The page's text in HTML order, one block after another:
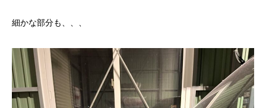
細かな部分も、、、